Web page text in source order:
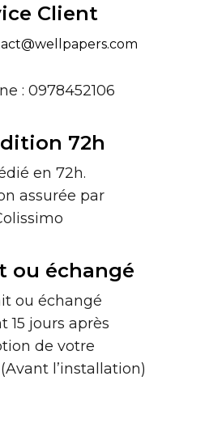
Client
: 0978452106
72h
en 72h.
assurée par
ou échangé
ou échangé
15 jours après
de votre
l’installation)